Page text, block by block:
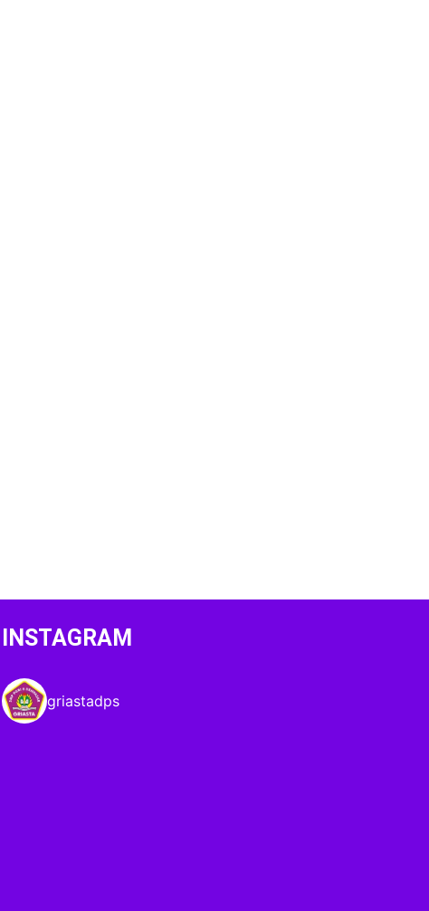
INSTAGRAM
griastadps